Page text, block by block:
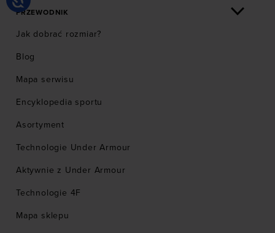
PRZEWODNIK
Jak dobrać rozmiar?
Blog
Mapa serwisu
Encyklopedia sportu
Asortyment
Technologie Under Armour
Aktywnie z Under Armour
Technologie 4F
Mapa sklepu